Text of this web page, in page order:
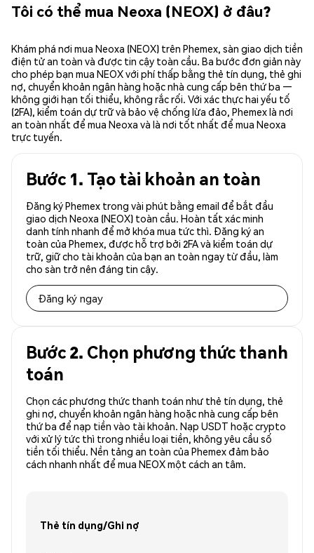
Tôi có thể mua Neoxa (NEOX) ở đâu?
Khám phá nơi mua Neoxa (NEOX) trên Phemex, sàn giao dịch tiền
điện tử an toàn và được tin cậy toàn cầu. Ba bước đơn giản này
cho phép bạn mua NEOX với phí thấp bằng thẻ tín dụng, thẻ ghi
nợ, chuyển khoản ngân hàng hoặc nhà cung cấp bên thứ ba —
không giới hạn tối thiểu, không rắc rối. Với xác thực hai yếu tố
(2FA), kiểm toán dự trữ và bảo vệ chống lừa đảo, Phemex là nơi
an toàn nhất để mua Neoxa và là nơi tốt nhất để mua Neoxa
trực tuyến.
Bước 1. Tạo tài khoản an toàn
Đăng ký Phemex trong vài phút bằng email để bắt đầu
giao dịch Neoxa (NEOX) toàn cầu. Hoàn tất xác minh
danh tính nhanh để mở khóa mua tức thì. Đăng ký an
toàn của Phemex, được hỗ trợ bởi 2FA và kiểm toán dự
trữ, giữ cho tài khoản của bạn an toàn ngay từ đầu, làm
cho sàn trở nên đáng tin cậy.
Đăng ký ngay
Bước 2. Chọn phương thức thanh
toán
Chọn các phương thức thanh toán như thẻ tín dụng, thẻ
ghi nợ, chuyển khoản ngân hàng hoặc nhà cung cấp bên
thứ ba để nạp tiền vào tài khoản. Nạp USDT hoặc crypto
với xử lý tức thì trong nhiều loại tiền, không yêu cầu số
tiền tối thiểu. Nền tảng an toàn của Phemex đảm bảo
cách nhanh nhất để mua NEOX một cách an tâm.
Thẻ tín dụng/Ghi nợ